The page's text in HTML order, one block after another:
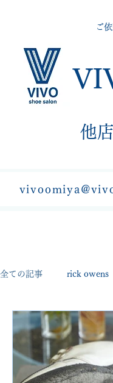
他
ご
全ての記事 rick owens
george cleverley
new balance